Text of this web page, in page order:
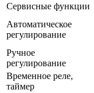
Сервисные функции
Автоматическое
регулирование
Ручное
регулирование
Временное реле,
таймер